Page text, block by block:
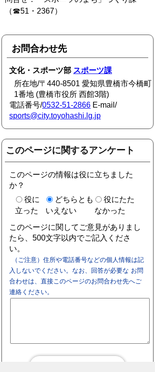
（☎51・2367）
お問合わせ先
文化・スポーツ部 スポーツ課
所在地/〒440-8501 愛知県豊橋市今橋町
1番地 (豊橋市役所 西館3階)
電話番号/0532-51-2866 E-mail/
sports@city.toyohashi.lg.jp
このページに関するアンケート
このページの情報は役に立ちました
か？
役に
立った
どちらとも
いえない
役にたた
なかった
このページに関してご意見がありまし
たら、500文字以内でご記入くださ
い。
（ご注意）住所や電話番号などの個人情報は記
入しないでください。なお、回答が必要な お問
合わせは、直接このページのお問合わせ先へご
連絡ください。